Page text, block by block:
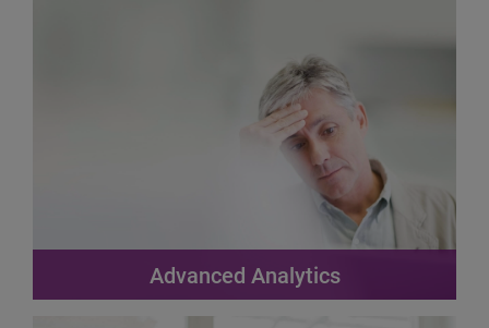
Advanced Analytics
.Analysearbeid kan gjøres mye enklere enn du tror. Vi